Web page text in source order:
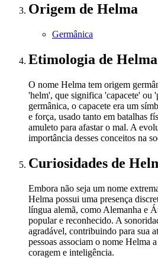
Origem de Helma
Germânica
Etimologia de Helma
O nome Helma tem origem
'helm', que significa 'capacete' ou
germânica, o capacete era um
e força, usado tanto em batalhas
amuleto para afastar o mal. A
importância desses conceitos na
Curiosidades de
Embora não seja um nome
Helma possui uma presença
língua alemã, como Alemanha e
popular e reconhecido. A
agradável, contribuindo para sua
pessoas associam o nome Helma
coragem e inteligência.